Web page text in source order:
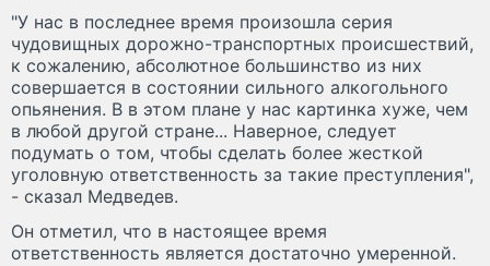
"У нас в последнее время произошла серия
чудовищных дорожно-транспортных происшествий,
к сожалению, абсолютное большинство из них
совершается в состоянии сильного алкогольного
опьянения. В в этом плане у нас картинка хуже, чем
в любой другой стране... Наверное, следует
подумать о том, чтобы сделать более жесткой
уголовную ответственность за такие преступления",
- сказал Медведев.
Он отметил, что в настоящее время
ответственность является достаточно умеренной.